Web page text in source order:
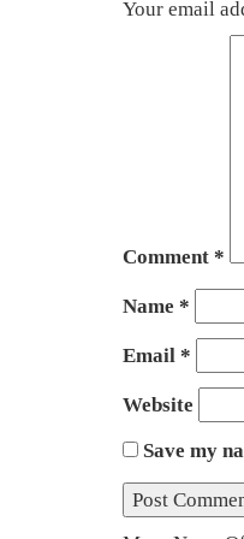
Your email
Comment *
Name *
Email *
Website
Save my